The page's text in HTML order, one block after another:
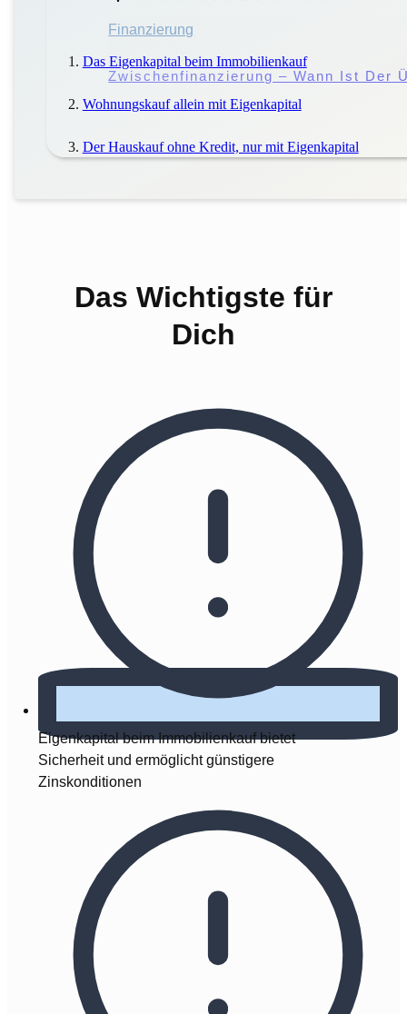
Miete|Mieter
Miete Vs. Pacht: Worin Liegen Die
Finanzierung
Zwischenfinanzierung – Wann Ist Der
Das Eigenkapital beim Immobilienkauf
Wohnungskauf allein mit Eigenkapital
Der Hauskauf ohne Kredit, nur mit Eigenkapital
Das Wichtigste für
Dich
Eigenkapital beim Immobilienkauf bietet
Sicherheit und ermöglicht günstigere
Zinskonditionen